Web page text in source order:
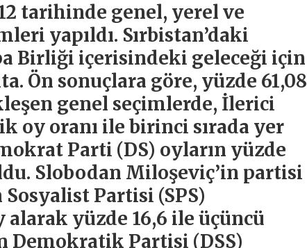
tarihinde genel, yerel ve
yapıldı. Sırbistan’daki
Birliği içerisindeki geleceği için
Ön sonuçlara göre, yüzde 61,08
genel seçimlerde, İlerici
oy oranı ile birinci sırada yer
Parti (DS) oyların yüzde
Slobodan Miloşeviç’in partisi
Partisi (SPS)
yüzde 16,6 ile üçüncü
Demokratik Partisi (DSS)